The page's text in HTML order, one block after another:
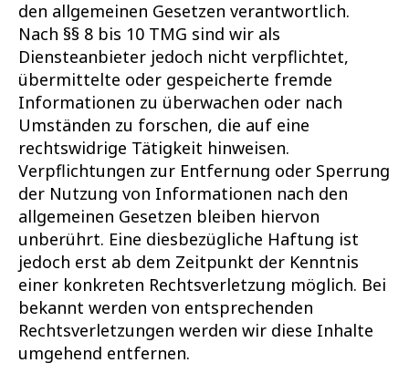
den allgemeinen Gesetzen verantwortlich.
Nach §§ 8 bis 10 TMG sind wir als
Diensteanbieter jedoch nicht verpflichtet,
übermittelte oder gespeicherte fremde
Informationen zu überwachen oder nach
Umständen zu forschen, die auf eine
rechtswidrige Tätigkeit hinweisen.
Verpflichtungen zur Entfernung oder Sperrung
der Nutzung von Informationen nach den
allgemeinen Gesetzen bleiben hiervon
unberührt. Eine diesbezügliche Haftung ist
jedoch erst ab dem Zeitpunkt der Kenntnis
einer konkreten Rechtsverletzung möglich. Bei
bekannt werden von entsprechenden
Rechtsverletzungen werden wir diese Inhalte
umgehend entfernen.